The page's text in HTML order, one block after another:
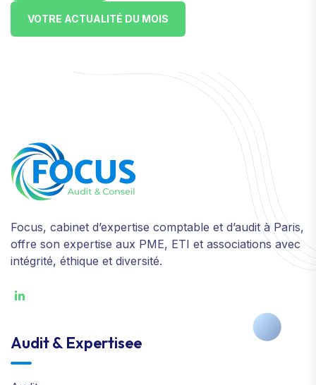
VOTRE ACTUALITÉ DU MOIS
Focus, cabinet d’expertise comptable et d’audit à Paris,
offre son expertise aux PME, ETI et associations avec
intégrité, éthique et diversité.
Audit & Expertisee